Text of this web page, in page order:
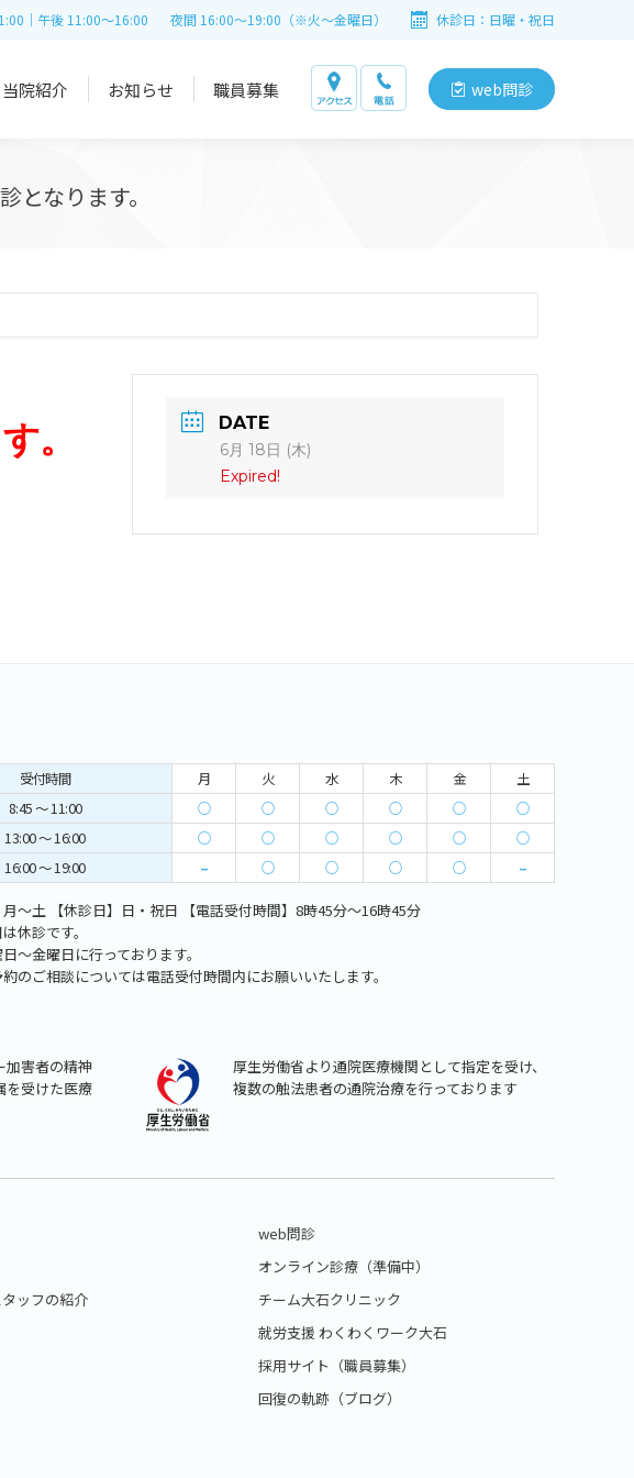
｜午後 11:00～16:00 夜間 16:00～19:00（※火～金曜日） 休診日：日曜・祝日
当院紹介 お知らせ 職員募集 web問診
なります。
。 DATE
6月 18日 (木)
Expired!
受付時間 月 火 水 木 金
土
8:45 ～ 11:00
○ ○ ○ ○ ○
○
13:00 ～ 16:00
○ ○ ○ ○ ○
○
16:00 ～ 19:00
– ○ ○ ○ ○ –
月～土 【休診日】日・祝日 【電話受付時間】8時45分～16時45分
休診です。
～金曜日に行っております。
のご相談については電話受付時間内にお願いいたします。
加害者の精神
を受けた医療
厚生労働省より通院医療機関として指定を受け、
複数の触法患者の通院治療を行っております
ッフの紹介
web問診
オンライン診療（準備中）
チーム大石クリニック
就労支援 わくわくワーク大石
採用サイト（職員募集）
回復の軌跡（ブログ）